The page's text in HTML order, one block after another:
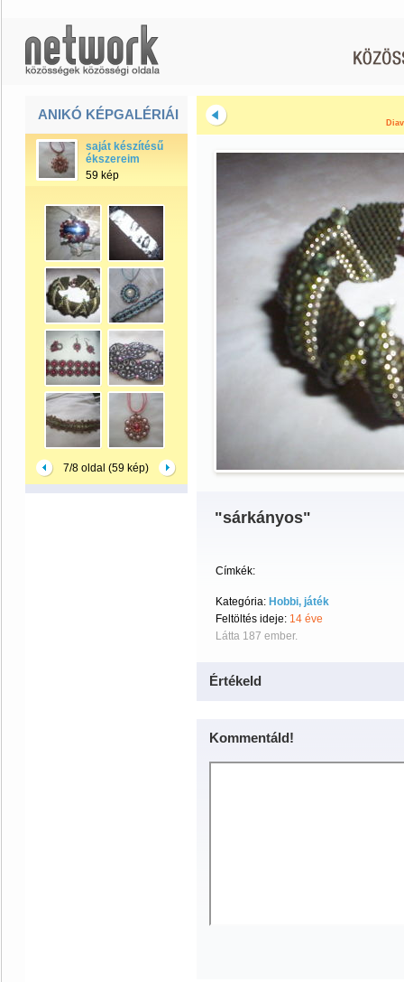
ANIKÓ KÉPGALÉRIÁI
saját készítésű
ékszereim
59 kép
7/8 oldal (59 kép)
"sárkányos"
Címkék:
Kategória: Hobbi, játék
Feltöltés ideje: 14 éve
Látta 187 ember.
Értékeld
Kommentáld!